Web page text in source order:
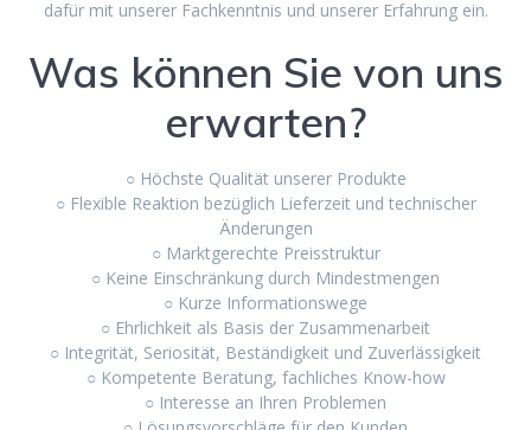
dafür mit unserer Fachkenntnis und unserer Erfahrung ein.
Was können Sie von uns
erwarten?
○ Höchste Qualität unserer Produkte
○ Flexible Reaktion bezüglich Lieferzeit und technischer
Änderungen
○ Marktgerechte Preisstruktur
○ Keine Einschränkung durch Mindestmengen
○ Kurze Informationswege
○ Ehrlichkeit als Basis der Zusammenarbeit
○ Integrität, Seriosität, Beständigkeit und Zuverlässigkeit
○ Kompetente Beratung, fachliches Know-how
○ Interesse an Ihren Problemen